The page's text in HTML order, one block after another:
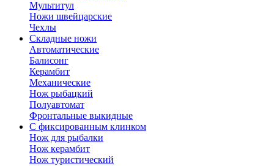
Мультитул
Ножи швейцарские
Чехлы
Складные ножи
Автоматические
Балисонг
Керамбит
Механические
Нож рыбацкий
Полуавтомат
Фронтальные выкидные
С фиксированным клинком
Нож для рыбалки
Нож керамбит
Нож туристический